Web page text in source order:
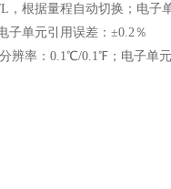
，根据量程自动切换；电子
子单元引用误差：±0.2％
辨率：0.1℃/0.1℉；电子单